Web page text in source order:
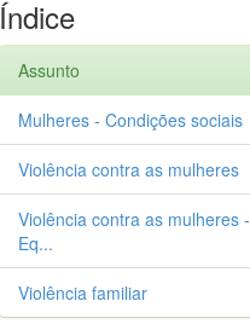
Índice
Assunto
Mulheres - Condições sociais
Violência contra as mulheres
Violência contra as mulheres -
Eq...
Violência familiar